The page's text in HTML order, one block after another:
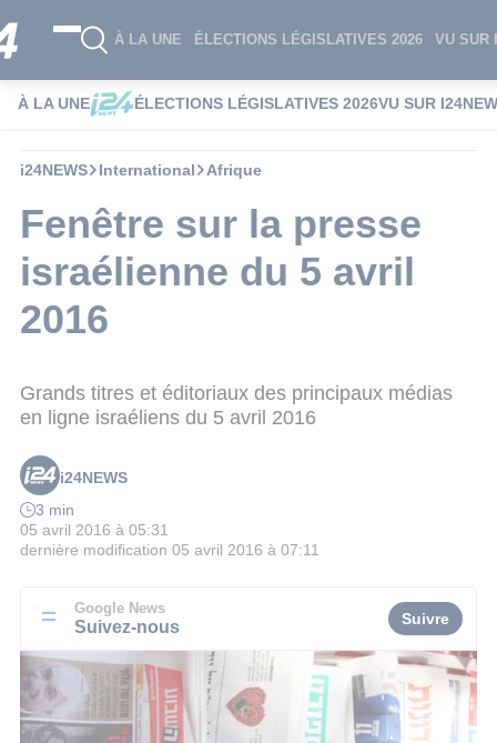
À LA UNE ÉLECTIONS LÉGISLATIVES 2026 VU SUR
À LA UNE ÉLECTIONS LÉGISLATIVES 2026VU SUR
i24NEWS International Afrique
Fenêtre sur la presse
israélienne du 5 avril
2016
Grands titres et éditoriaux des principaux médias
en ligne israéliens du 5 avril 2016
i24NEWS
3 min
05 avril 2016 à 05:31
dernière modification 05 avril 2016 à 07:11
Google News
Suivez-nous Suivre